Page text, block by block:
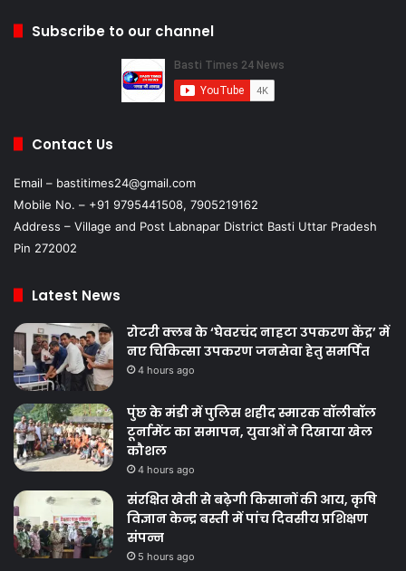
Subscribe to our channel
Contact Us
Email – bastitimes24@gmail.com
Mobile No. – +91 9795441508, 7905219162
Address – Village and Post Labnapar District Basti Uttar Pradesh
Pin 272002
Latest News
रोटरी क्लब के ‘घेवरचंद नाहटा उपकरण केंद्र’ में
नए चिकित्सा उपकरण जनसेवा हेतु समर्पित
4 hours ago
पुंछ के मंडी में पुलिस शहीद स्मारक वॉलीबॉल
टूर्नामेंट का समापन, युवाओं ने दिखाया खेल
कौशल
4 hours ago
संरक्षित खेती से बढ़ेगी किसानों की आय, कृषि
विज्ञान केन्द्र बस्ती में पांच दिवसीय प्रशिक्षण
संपन्न
5 hours ago